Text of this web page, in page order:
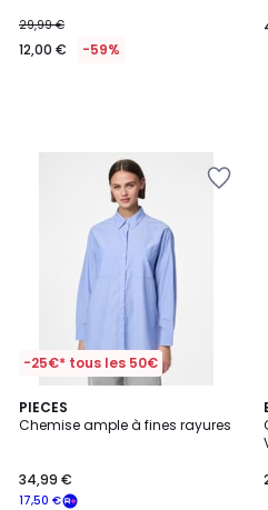
29,99 €
12,00 € -59%
-25€* tous les 50€
PIECES
Chemise ample à fines rayures
17,50 €
34,99 €
4
/